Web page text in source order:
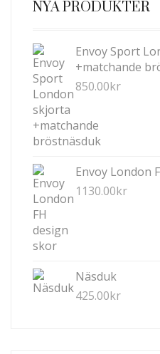
OLIKA
KAN
VÄLJAS
PRODUKTSIDAN
NYA PRODUKTER
Envoy Sport
+matchande
850.00kr
Envoy London
1130.00kr
Näsduk
425.00kr